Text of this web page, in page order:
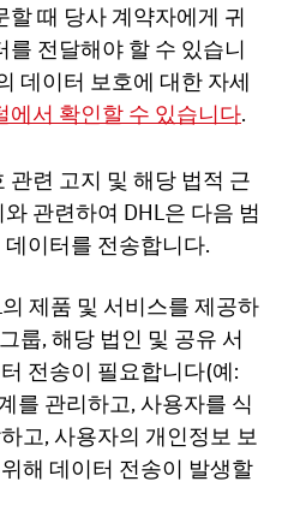
때 당사 계약자에게 귀
전달해야 할 수 있습니
데이터 보호에 대한 자세
에서 확인할 수 있습니다.
관련 고지 및 해당 법적 근
관련하여 DHL은 다음 범
이터를 전송합니다.
제품 및 서비스를 제공하
룹, 해당 법인 및 공유 서
전송이 필요합니다(예:
를 관리하고, 사용자를 식
고, 사용자의 개인정보 보
해 데이터 전송이 발생할